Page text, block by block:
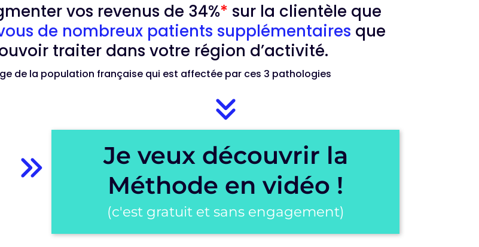
vos revenus de 34%* sur la clientèle que
de nombreux patients supplémentaires que
traiter dans votre région d’activité.
de la population française qui est affectée par ces 3 pathologies
Je veux découvrir la
Méthode en vidéo !
(c'est gratuit et sans engagement)